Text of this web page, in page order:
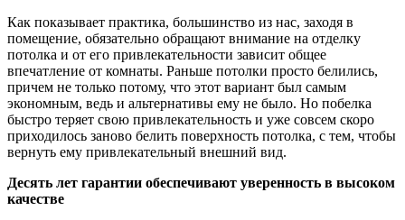
Как показывает практика, большинство из нас, заходя в
помещение, обязательно обращают внимание на отделку
потолка и от его привлекательности зависит общее
впечатление от комнаты. Раньше потолки просто белились,
причем не только потому, что этот вариант был самым
экономным, ведь и альтернативы ему не было. Но побелка
быстро теряет свою привлекательность и уже совсем скоро
приходилось заново белить поверхность потолка, с тем, чтобы
вернуть ему привлекательный внешний вид.
Десять лет гарантии обеспечивают уверенность в высоком
качестве